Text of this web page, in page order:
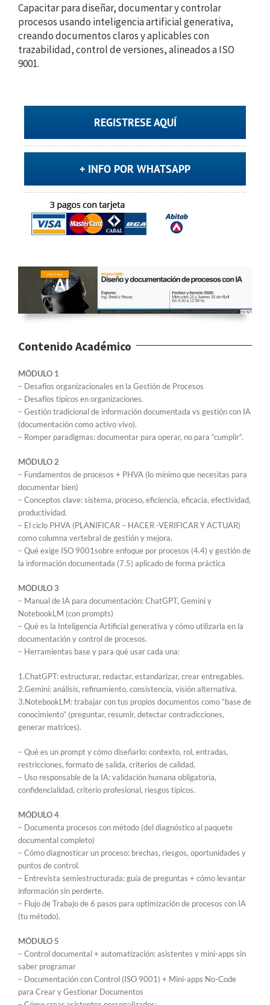
Capacitar para diseñar, documentar y controlar
procesos usando inteligencia artificial generativa,
creando documentos claros y aplicables con
trazabilidad, control de versiones, alineados a ISO
9001.
REGISTRESE AQUÍ
+ INFO POR WHATSAPP
Contenido Académico
MÓDULO 1
– Desafíos organizacionales en la Gestión de Procesos
– Desafíos típicos en organizaciones.
– Gestión tradicional de información documentada vs gestión con IA
(documentación como activo vivo).
– Romper paradigmas: documentar para operar, no para “cumplir”.
MÓDULO 2
– Fundamentos de procesos + PHVA (lo mínimo que necesitas para
documentar bien)
– Conceptos clave: sistema, proceso, eficiencia, eficacia, efectividad,
productividad.
– El ciclo PHVA (PLANIFICAR – HACER -VERIFICAR Y ACTUAR)
como columna vertebral de gestión y mejora.
– Qué exige ISO 9001sobre enfoque por procesos (4.4) y gestión de
la información documentada (7.5) aplicado de forma práctica
MÓDULO 3
– Manual de IA para documentación: ChatGPT, Gemini y
NotebookLM (con prompts)
– Qué es la Inteligencia Artificial generativa y cómo utilizarla en la
documentación y control de procesos.
– Herramientas base y para qué usar cada una:
1.ChatGPT: estructurar, redactar, estandarizar, crear entregables.
2.Gemini: análisis, refinamiento, consistencia, visión alternativa.
3.NotebookLM: trabajar con tus propios documentos como “base de
conocimiento” (preguntar, resumir, detectar contradicciones,
generar matrices).
– Qué es un prompt y cómo diseñarlo: contexto, rol, entradas,
restricciones, formato de salida, criterios de calidad.
– Uso responsable de la IA: validación humana obligatoria,
confidencialidad, criterio profesional, riesgos típicos.
MÓDULO 4
– Documenta procesos con método (del diagnóstico al paquete
documental completo)
– Cómo diagnosticar un proceso: brechas, riesgos, oportunidades y
puntos de control.
– Entrevista semiestructurada: guía de preguntas + cómo levantar
información sin perderte.
– Flujo de Trabajo de 6 pasos para optimización de procesos con IA
(tu método).
MÓDULO 5
– Control documental + automatización: asistentes y mini-apps sin
saber programar
– Documentación con Control (ISO 9001) + Mini-apps No-Code
para Crear y Gestionar Documentos